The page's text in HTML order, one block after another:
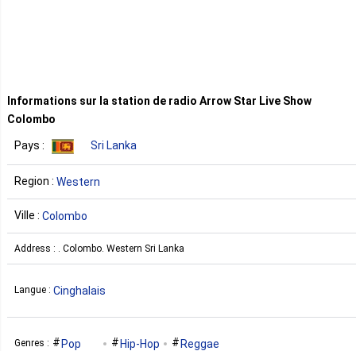
Informations sur la station de radio Arrow Star Live Show
Colombo
Pays : Sri Lanka
Region : Western
Ville : Colombo
Address : . Colombo. Western Sri Lanka
Langue : Cinghalais
Genres : Pop Hip-Hop Reggae